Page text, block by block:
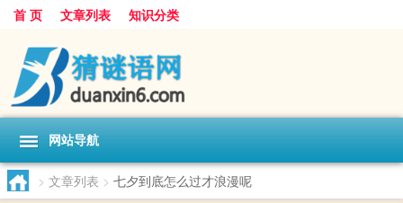
首 页 文章列表 知识分类
网站导航
> 文章列表 > 七夕到底怎么过才浪漫呢